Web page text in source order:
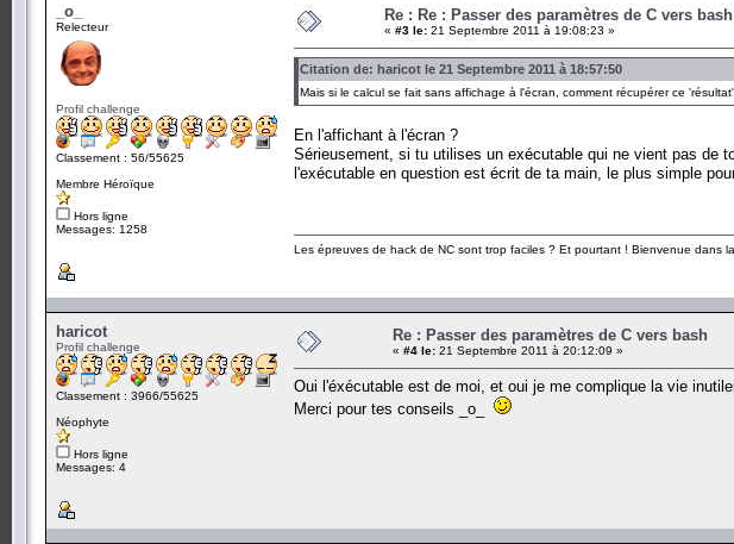
_o_
Relecteur
Profil challenge
Classement : 56/55625
Membre Héroïque
Hors ligne
Messages: 1258
Re : Re : Passer des paramètres de C vers bash
« #3 le: 21 Septembre 2011 à 19:08:23 »
Citation de: haricot le 21 Septembre 2011 à 18:57:50
Mais si le calcul se fait sans affichage à l'écran, comment récupérer ce
En l'affichant à l'écran ?
Sérieusement, si tu utilises un exécutable qui ne vient pas de
l'exécutable en question est écrit de ta main, le plus simple
Les épreuves de hack de NC sont trop faciles ? Et pourtant ! Bienvenue dans
haricot
Profil challenge
Classement : 3966/55625
Néophyte
Hors ligne
Messages: 4
Re : Passer des paramètres de C vers bash
« #4 le: 21 Septembre 2011 à 20:12:09 »
Oui l'éxécutable est de moi, et oui je me complique la vie
Merci pour tes conseils _o_